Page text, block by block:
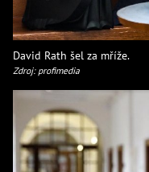
David Rath šel za mříže.
Zdroj: profimedia